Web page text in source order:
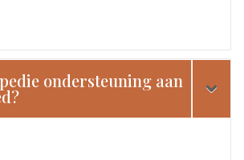
ondersteuning aan